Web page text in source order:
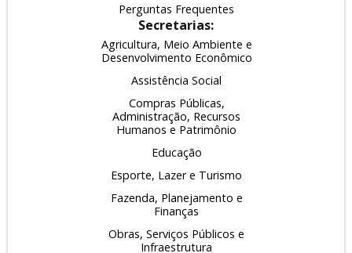
Perguntas Frequentes
Secretarias:
Agricultura, Meio Ambiente e
Desenvolvimento Econômico
Assistência Social
Compras Públicas,
Administração, Recursos
Humanos e Patrimônio
Educação
Esporte, Lazer e Turismo
Fazenda, Planejamento e
Finanças
Obras, Serviços Públicos e
Infraestrutura